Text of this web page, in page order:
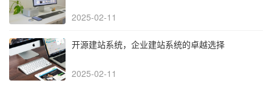
2025-02-11
开源建站系统，企业建站系统的卓越选择
2025-02-11